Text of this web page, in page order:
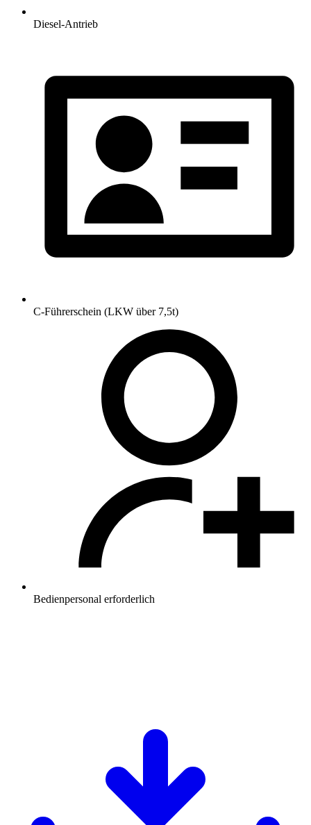
Diesel-Antrieb
C-Führerschein (LKW über 7,5t)
Bedienpersonal erforderlich